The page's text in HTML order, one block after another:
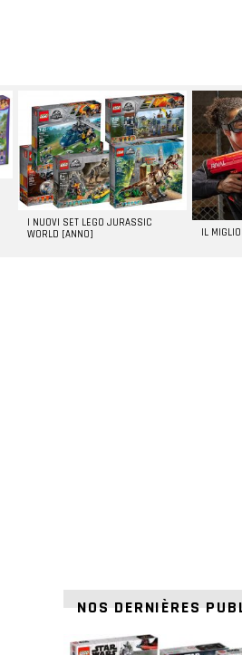
I NUOVI SET LEGO JURASSIC
WORLD [ANNO]
IL
NOS DERNIÈRES